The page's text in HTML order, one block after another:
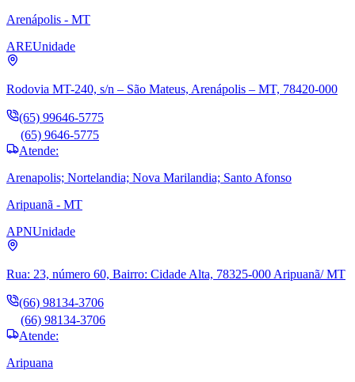
Arenápolis - MT
AREUnidade
Rodovia MT-240, s/n – São Mateus, Arenápolis – MT, 78420-000
(65) 99646-5775
(65) 9646-5775
Atende:
Arenapolis; Nortelandia; Nova Marilandia; Santo Afonso
Aripuanã - MT
APNUnidade
Rua: 23, número 60, Bairro: Cidade Alta, 78325-000 Aripuanã/ MT
(66) 98134-3706
(66) 98134-3706
Atende:
Aripuana